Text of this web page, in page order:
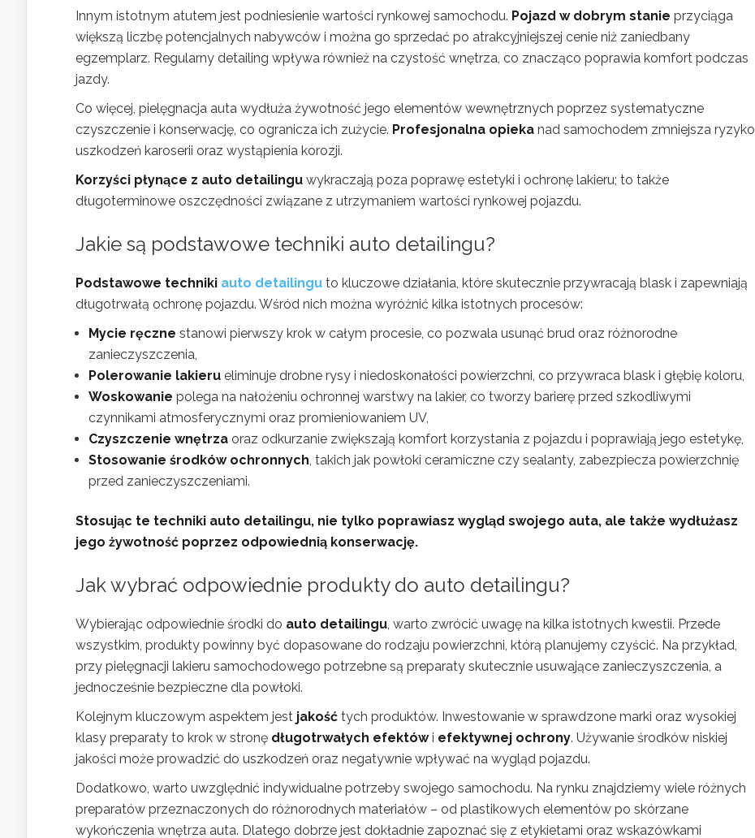
Innym istotnym atutem jest podniesienie wartości rynkowej samochodu. Pojazd w dobrym stanie przyciąga
większą liczbę potencjalnych nabywców i można go sprzedać po atrakcyjniejszej cenie niż zaniedbany
egzemplarz. Regularny detailing wpływa również na czystość wnętrza, co znacząco poprawia komfort podczas
jazdy.
Co więcej, pielęgnacja auta wydłuża żywotność jego elementów wewnętrznych poprzez systematyczne
czyszczenie i konserwację, co ogranicza ich zużycie. Profesjonalna opieka nad samochodem zmniejsza ryzyko
uszkodzeń karoserii oraz wystąpienia korozji.
Korzyści płynące z auto detailingu wykraczają poza poprawę estetyki i ochronę lakieru; to także
długoterminowe oszczędności związane z utrzymaniem wartości rynkowej pojazdu.
Jakie są podstawowe techniki auto detailingu?
Podstawowe techniki auto detailingu to kluczowe działania, które skutecznie przywracają blask i zapewniają
długotrwałą ochronę pojazdu. Wśród nich można wyróżnić kilka istotnych procesów:
Mycie ręczne stanowi pierwszy krok w całym procesie, co pozwala usunąć brud oraz różnorodne
zanieczyszczenia,
Polerowanie lakieru eliminuje drobne rysy i niedoskonałości powierzchni, co przywraca blask i głębię koloru,
Woskowanie polega na nałożeniu ochronnej warstwy na lakier, co tworzy barierę przed szkodliwymi
czynnikami atmosferycznymi oraz promieniowaniem UV,
Czyszczenie wnętrza oraz odkurzanie zwiększają komfort korzystania z pojazdu i poprawiają jego estetykę,
Stosowanie środków ochronnych , takich jak powłoki ceramiczne czy sealanty, zabezpiecza powierzchnię
przed zanieczyszczeniami.
Stosując te techniki auto detailingu, nie tylko poprawiasz wygląd swojego auta, ale także wydłużasz
jego żywotność poprzez odpowiednią konserwację.
Jak wybrać odpowiednie produkty do auto detailingu?
Wybierając odpowiednie środki do auto detailingu , warto zwrócić uwagę na kilka istotnych kwestii. Przede
wszystkim, produkty powinny być dopasowane do rodzaju powierzchni, którą planujemy czyścić. Na przykład,
przy pielęgnacji lakieru samochodowego potrzebne są preparaty skutecznie usuwające zanieczyszczenia, a
jednocześnie bezpieczne dla powłoki.
Kolejnym kluczowym aspektem jest jakość tych produktów. Inwestowanie w sprawdzone marki oraz wysokiej
klasy preparaty to krok w stronę długotrwałych efektówi efektywnej ochrony. Używanie środków niskiej
jakości może prowadzić do uszkodzeń oraz negatywnie wpływać na wygląd pojazdu.
Dodatkowo, warto uwzględnić indywidualne potrzeby swojego samochodu. Na rynku znajdziemy wiele różnych
preparatów przeznaczonych do różnorodnych materiałów – od plastikowych elementów po skórzane
wykończenia wnętrza auta. Dlatego dobrze jest dokładnie zapoznać się z etykietami oraz wskazówkami